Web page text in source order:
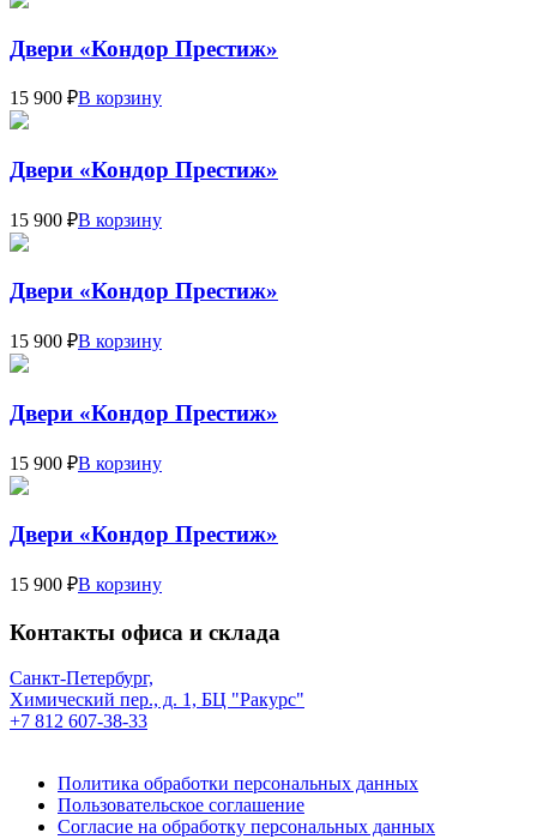
Двери «Кондор Престиж»
15 900 ₽В корзину
Двери «Кондор Престиж»
15 900 ₽В корзину
Двери «Кондор Престиж»
15 900 ₽В корзину
Двери «Кондор Престиж»
15 900 ₽В корзину
Двери «Кондор Престиж»
15 900 ₽В корзину
Контакты офиса и склада
Санкт-Петербург,
Химический пер., д. 1, БЦ "Ракурс"
+7 812 607-38-33
Политика обработки персональных данных
Пользовательское соглашение
Согласие на обработку персональных данных